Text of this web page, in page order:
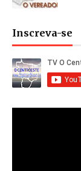
Inscreva-se